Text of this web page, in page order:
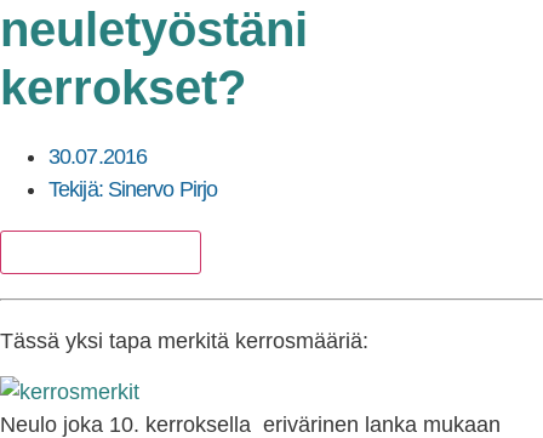
neuletyöstäni
kerrokset?
30.07.2016
Tekijä:Sinervo Pirjo
Tässä yksi tapa merkitä kerrosmääriä:
Neulo joka 10. kerroksella erivärinen lanka mukaan